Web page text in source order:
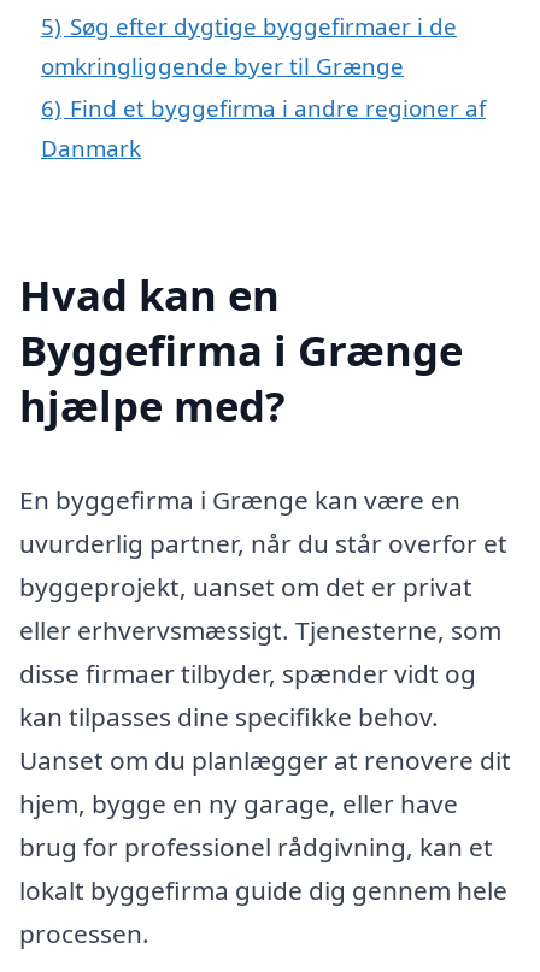
5) Søg efter dygtige byggefirmaer i de
omkringliggende byer til Grænge
6) Find et byggefirma i andre regioner af
Danmark
Hvad kan en
Byggefirma i Grænge
hjælpe med?
En byggefirma i Grænge kan være en
uvurderlig partner, når du står overfor et
byggeprojekt, uanset om det er privat
eller erhvervsmæssigt. Tjenesterne, som
disse firmaer tilbyder, spænder vidt og
kan tilpasses dine specifikke behov.
Uanset om du planlægger at renovere dit
hjem, bygge en ny garage, eller have
brug for professionel rådgivning, kan et
lokalt byggefirma guide dig gennem hele
processen.